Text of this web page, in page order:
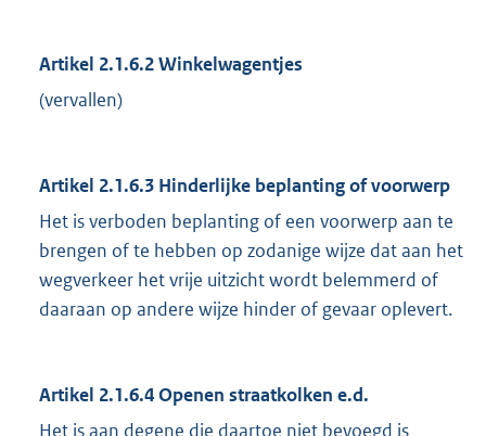
Artikel 2.1.6.2 Winkelwagentjes
(vervallen)
Artikel 2.1.6.3 Hinderlijke beplanting of voorwerp
Het is verboden beplanting of een voorwerp aan te
brengen of te hebben op zodanige wijze dat aan het
wegverkeer het vrije uitzicht wordt belemmerd of
daaraan op andere wijze hinder of gevaar oplevert.
Artikel 2.1.6.4 Openen straatkolken e.d.
Het is aan degene die daartoe niet bevoegd is